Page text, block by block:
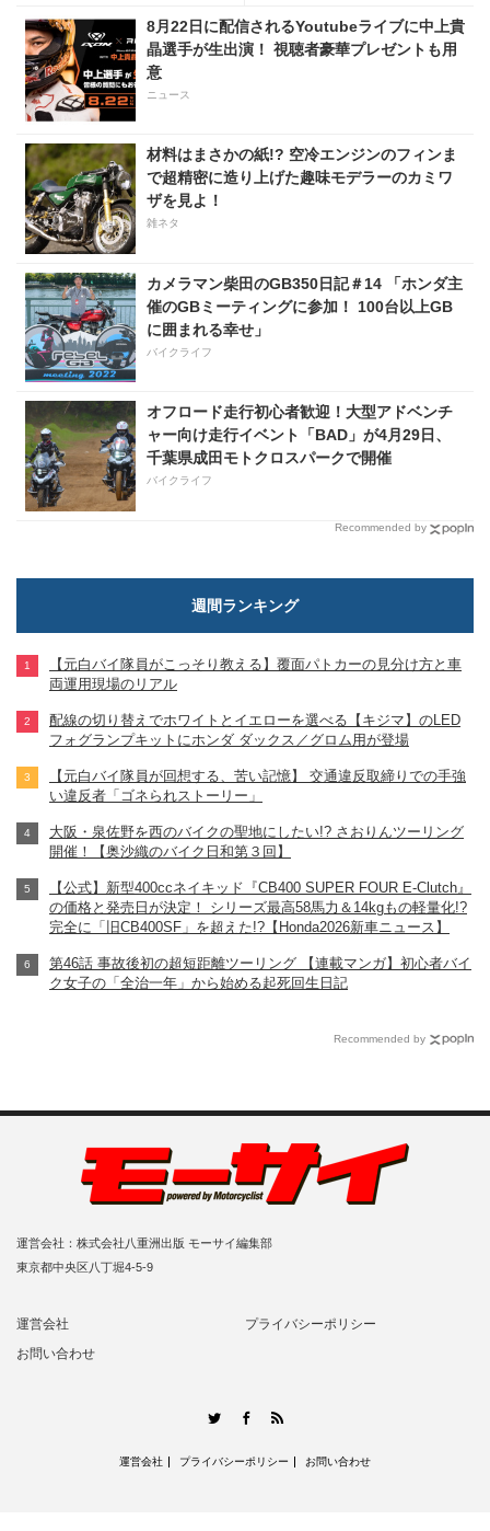
8月22日に配信されるYoutubeライブに中上貴
晶選手が生出演！ 視聴者豪華プレゼントも用
意
ニュース
材料はまさかの紙!? 空冷エンジンのフィンま
で超精密に造り上げた趣味モデラーのカミワ
ザを見よ！
雑ネタ
カメラマン柴田のGB350日記＃14 「ホンダ主
催のGBミーティングに参加！ 100台以上GB
に囲まれる幸せ」
バイクライフ
オフロード走行初心者歓迎！大型アドベンチ
ャー向け走行イベント「BAD」が4月29日、
千葉県成田モトクロスパークで開催
バイクライフ
Recommended by
週間ランキング
【元白バイ隊員がこっそり教える】覆面パトカーの見分け方と車
両運用現場のリアル
配線の切り替えでホワイトとイエローを選べる【キジマ】のLED
フォグランプキットにホンダ ダックス／グロム用が登場
【元白バイ隊員が回想する、苦い記憶】 交通違反取締りでの手強
い違反者「ゴネられストーリー」
大阪・泉佐野を西のバイクの聖地にしたい!? さおりんツーリング
開催！【奥沙織のバイク日和第３回】
【公式】新型400ccネイキッド『CB400 SUPER FOUR E-Clutch』
の価格と発売日が決定！ シリーズ最高58馬力＆14kgもの軽量化!?
完全に「旧CB400SF」を超えた!?【Honda2026新車ニュース】
第46話 事故後初の超短距離ツーリング 【連載マンガ】初心者バイ
ク女子の「全治一年」から始める起死回生日記
Recommended by
運営会社：株式会社八重洲出版 モーサイ編集部
東京都中央区八丁堀4-5-9
運営会社
プライバシーポリシー
お問い合わせ
TwitterFacebook
運営会社 プライバシーポリシー お問い合わせ